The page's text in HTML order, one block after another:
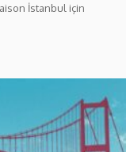
İstanbul için